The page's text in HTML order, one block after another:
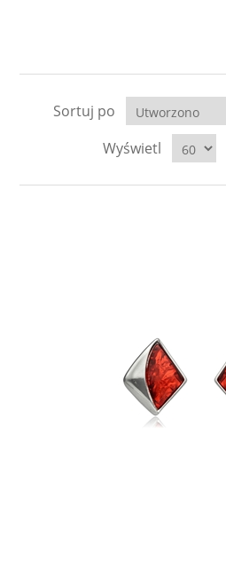
Sortuj po
Wyświetl